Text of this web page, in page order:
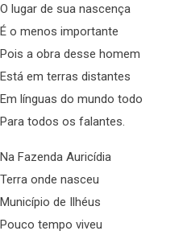
O lugar de sua nascença
É o menos importante
Pois a obra desse homem
Está em terras distantes
Em línguas do mundo todo
Para todos os falantes.
Na Fazenda Auricídia
Terra onde nasceu
Município de Ilhéus
Pouco tempo viveu